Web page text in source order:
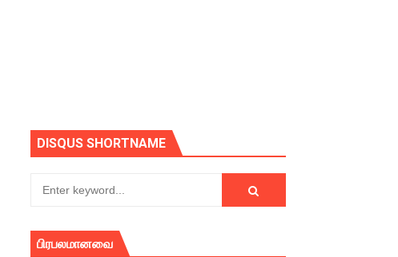
அழைக்கின்றோம்.
DISQUS SHORTNAME
பிரபலமானவை